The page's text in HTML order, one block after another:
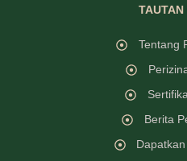
TAUTAN
Tentang
Berita